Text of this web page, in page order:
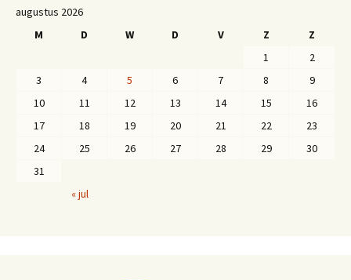
augustus 2026
M
D W D V Z
Z
1
2
3
4 5 6 7 8
9
10
11 12 13 14 15
16
17
18 19 20 21 22
23
24
25 26 27 28 29
30
31
« jul